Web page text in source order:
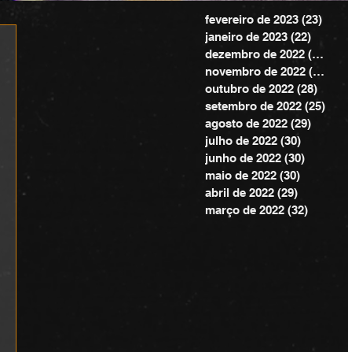
fevereiro de 2023 (23)
janeiro de 2023 (22)
dezembro de 2022 (20)
novembro de 2022 (24)
outubro de 2022 (28)
setembro de 2022 (25)
agosto de 2022 (29)
julho de 2022 (30)
junho de 2022 (30)
maio de 2022 (30)
abril de 2022 (29)
março de 2022 (32)